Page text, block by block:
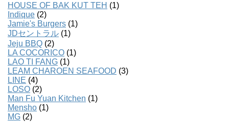
HOUSE OF BAK KUT TEH (1)
Indique (2)
Jamie's Burgers (1)
JDセントラル (1)
Jeju BBQ (2)
LA COCORICO (1)
LAO TI FANG (1)
LEAM CHAROEN SEAFOOD (3)
LINE (4)
LOSO (2)
Man Fu Yuan Kitchen (1)
Mensho (1)
MG (2)